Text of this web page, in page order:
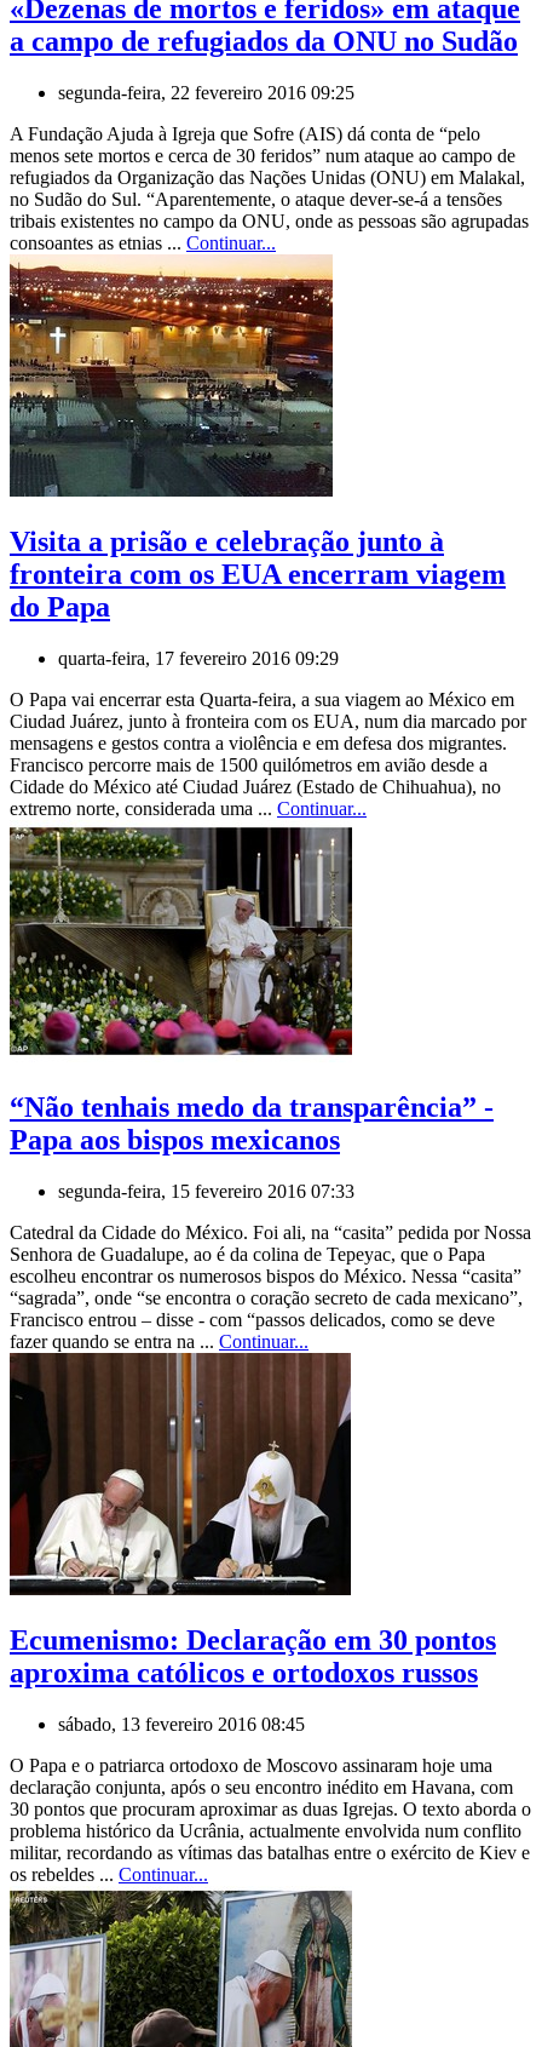
«Dezenas de mortos e feridos» em ataque
a campo de refugiados da ONU no Sudão
segunda-feira, 22 fevereiro 2016 09:25
A Fundação Ajuda à Igreja que Sofre (AIS) dá conta de “pelo
menos sete mortos e cerca de 30 feridos” num ataque ao campo de
refugiados da Organização das Nações Unidas (ONU) em Malakal,
no Sudão do Sul. “Aparentemente, o ataque dever-se-á a tensões
tribais existentes no campo da ONU, onde as pessoas são agrupadas
consoantes as etnias ... Continuar...
Visita a prisão e celebração junto à
fronteira com os EUA encerram viagem
do Papa
quarta-feira, 17 fevereiro 2016 09:29
O Papa vai encerrar esta Quarta-feira, a sua viagem ao México em
Ciudad Juárez, junto à fronteira com os EUA, num dia marcado por
mensagens e gestos contra a violência e em defesa dos migrantes.
Francisco percorre mais de 1500 quilómetros em avião desde a
Cidade do México até Ciudad Juárez (Estado de Chihuahua), no
extremo norte, considerada uma ... Continuar...
“Não tenhais medo da transparência” -
Papa aos bispos mexicanos
segunda-feira, 15 fevereiro 2016 07:33
Catedral da Cidade do México. Foi ali, na “casita” pedida por Nossa
Senhora de Guadalupe, ao é da colina de Tepeyac, que o Papa
escolheu encontrar os numerosos bispos do México. Nessa “casita”
“sagrada”, onde “se encontra o coração secreto de cada mexicano”,
Francisco entrou – disse - com “passos delicados, como se deve
fazer quando se entra na ... Continuar...
Ecumenismo: Declaração em 30 pontos
aproxima católicos e ortodoxos russos
sábado, 13 fevereiro 2016 08:45
O Papa e o patriarca ortodoxo de Moscovo assinaram hoje uma
declaração conjunta, após o seu encontro inédito em Havana, com
30 pontos que procuram aproximar as duas Igrejas. O texto aborda o
problema histórico da Ucrânia, actualmente envolvida num conflito
militar, recordando as vítimas das batalhas entre o exército de Kiev e
os rebeldes ... Continuar...